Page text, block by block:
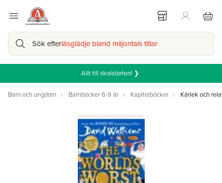
Sök efterläsglädje bland miljontals titlar
Allt till skolstarten! ❯
Barn och ungdom Barnböcker 6-9 år Kapitelböcker Kärlek och